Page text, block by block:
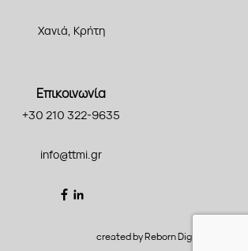
Χανιά, Κρήτη
Επικοινωνία
+30 210 322-9635
info@ttmi.gr
created by Reborn Digital